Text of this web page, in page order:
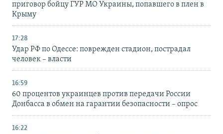
приговор бойцу ГУР МО Украины, попавшего в плен в
Крыму
17:28
Удар РФ по Одессе: поврежден стадион, пострадал
человек – власти
16:59
60 процентов украинцев против передачи России
Донбасса в обмен на гарантии безопасности – опрос
16:22